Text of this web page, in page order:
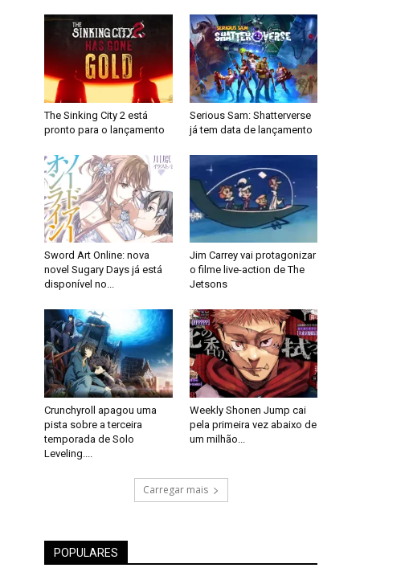
The Sinking City 2 está
pronto para o lançamento
Serious Sam: Shatterverse
já tem data de lançamento
Sword Art Online: nova
novel Sugary Days já está
disponível no...
Jim Carrey vai protagonizar
o filme live-action de The
Jetsons
Crunchyroll apagou uma
pista sobre a terceira
temporada de Solo
Leveling....
Weekly Shonen Jump cai
pela primeira vez abaixo de
um milhão...
Carregar mais
POPULARES